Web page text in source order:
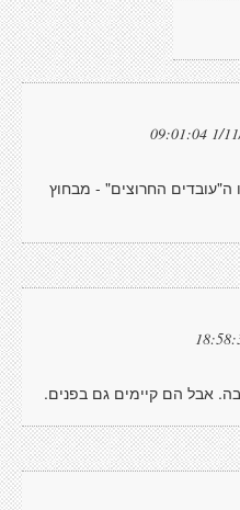
1/11/
ה"עובדים החרוצים" - מבחוץ
אבל הם קיימים גם בפנים.